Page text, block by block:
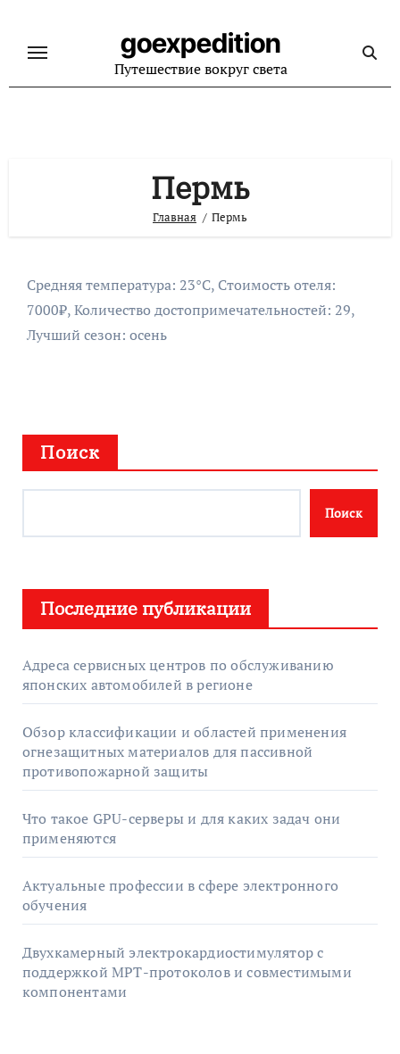
содержанию
goexpedition
Путешествие вокруг света
Пермь
Главная Пермь
Средняя температура: 23°C, Стоимость отеля:
7000₽, Количество достопримечательностей: 29,
Лучший сезон: осень
Поиск
Поиск
Последние публикации
Адреса сервисных центров по обслуживанию
японских автомобилей в регионе
Обзор классификации и областей применения
огнезащитных материалов для пассивной
противопожарной защиты
Что такое GPU-серверы и для каких задач они
применяются
Актуальные профессии в сфере электронного
обучения
Двухкамерный электрокардиостимулятор с
поддержкой МРТ-протоколов и совместимыми
компонентами